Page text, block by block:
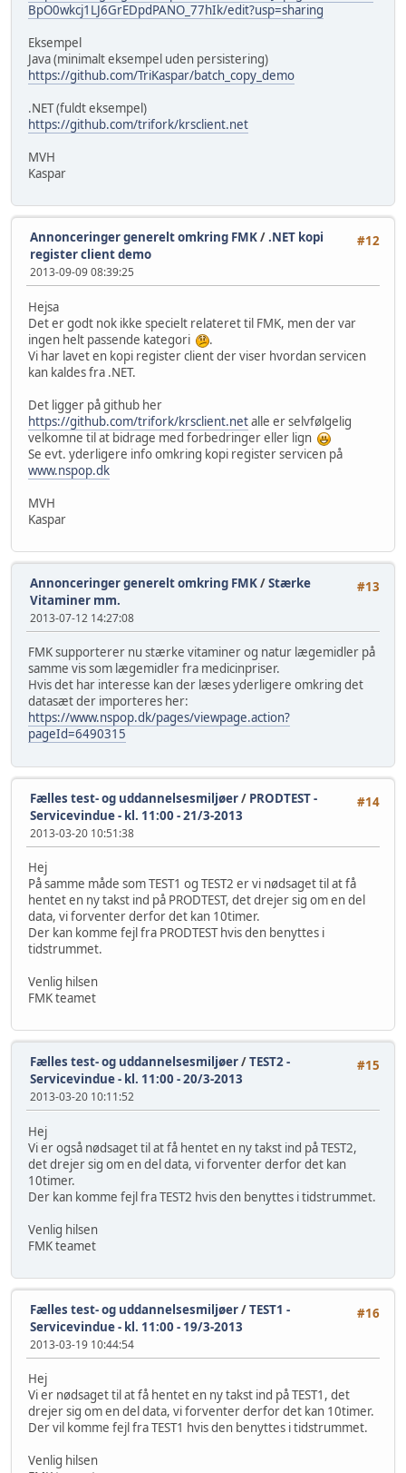
BpO0wkcj1LJ6GrEDpdPANO_77hIk/edit?usp=sharing
Eksempel
Java (minimalt eksempel uden persistering)
https://github.com/TriKaspar/batch_copy_demo
.NET (fuldt eksempel)
https://github.com/trifork/krsclient.net
MVH
Kaspar
#12
Annonceringer generelt omkring FMK/.NET kopi
register client demo
2013-09-09 08:39:25
Hejsa
Det er godt nok ikke specielt relateret til FMK, men der var
ingen helt passende kategori
.
Vi har lavet en kopi register client der viser hvordan servicen
kan kaldes fra .NET.
Det ligger på github her
https://github.com/trifork/krsclient.netalle er selvfølgelig
velkomne til at bidrage med forbedringer eller lign
Se evt. yderligere info omkring kopi register servicen på
www.nspop.dk
MVH
Kaspar
#13
Annonceringer generelt omkring FMK/Stærke
Vitaminer mm.
2013-07-12 14:27:08
FMK supporterer nu stærke vitaminer og natur lægemidler på
samme vis som lægemidler fra medicinpriser.
Hvis det har interesse kan der læses yderligere omkring det
datasæt der importeres her:
https://www.nspop.dk/pages/viewpage.action?
pageId=6490315
#14
Fælles test- og uddannelsesmiljøer/ PRODTEST -
Servicevindue - kl. 11:00 - 21/3-2013
2013-03-20 10:51:38
Hej
På samme måde som TEST1 og TEST2 er vi nødsaget til at få
hentet en ny takst ind på PRODTEST, det drejer sig om en del
data, vi forventer derfor det kan 10timer.
Der kan komme fejl fra PRODTEST hvis den benyttes i
tidstrummet.
Venlig hilsen
FMK teamet
#15
Fælles test- og uddannelsesmiljøer/TEST2 -
Servicevindue - kl. 11:00 - 20/3-2013
2013-03-20 10:11:52
Hej
Vi er også nødsaget til at få hentet en ny takst ind på TEST2,
det drejer sig om en del data, vi forventer derfor det kan
10timer.
Der kan komme fejl fra TEST2 hvis den benyttes i tidstrummet.
Venlig hilsen
FMK teamet
#16
Fælles test- og uddannelsesmiljøer/TEST1 -
Servicevindue - kl. 11:00 - 19/3-2013
2013-03-19 10:44:54
Hej
Vi er nødsaget til at få hentet en ny takst ind på TEST1, det
drejer sig om en del data, vi forventer derfor det kan 10timer.
Der vil komme fejl fra TEST1 hvis den benyttes i tidstrummet.
Venlig hilsen